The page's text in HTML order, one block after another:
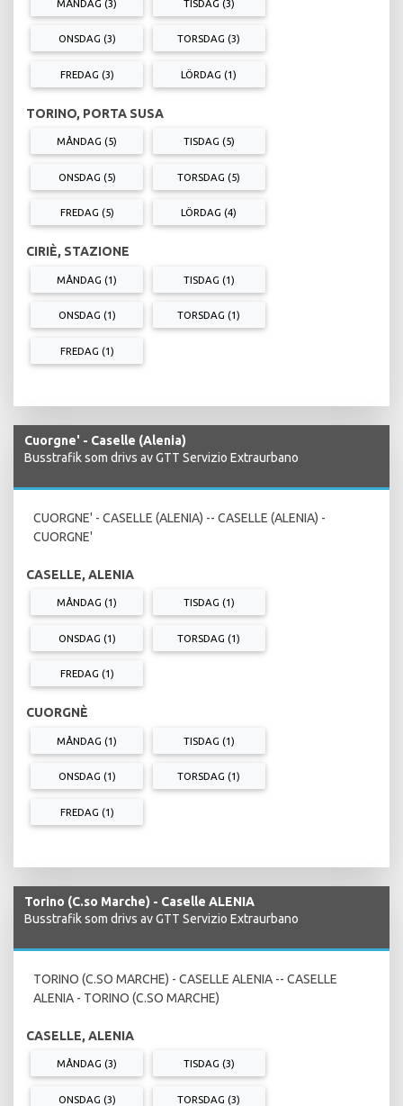
MÅNDAG (3) TISDAG (3)
ONSDAG (3) TORSDAG (3)
FREDAG (3) LÖRDAG (1)
TORINO, PORTA SUSA
MÅNDAG (5) TISDAG (5)
ONSDAG (5) TORSDAG (5)
FREDAG (5) LÖRDAG (4)
CIRIÈ, STAZIONE
MÅNDAG (1) TISDAG (1)
ONSDAG (1) TORSDAG (1)
FREDAG (1)
Cuorgne' - Caselle (Alenia)
Busstrafik som drivs av GTT Servizio Extraurbano
CUORGNE' - CASELLE (ALENIA) -- CASELLE (ALENIA) -
CUORGNE'
CASELLE, ALENIA
MÅNDAG (1) TISDAG (1)
ONSDAG (1) TORSDAG (1)
FREDAG (1)
CUORGNÈ
MÅNDAG (1) TISDAG (1)
ONSDAG (1) TORSDAG (1)
FREDAG (1)
Torino (C.so Marche) - Caselle ALENIA
Busstrafik som drivs av GTT Servizio Extraurbano
TORINO (C.SO MARCHE) - CASELLE ALENIA -- CASELLE
ALENIA - TORINO (C.SO MARCHE)
CASELLE, ALENIA
MÅNDAG (3) TISDAG (3)
ONSDAG (3) TORSDAG (3)